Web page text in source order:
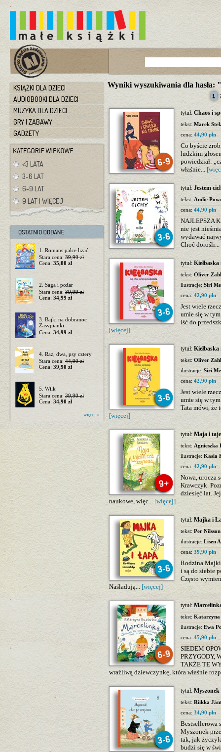
KSIĄŻKI DLA DZIECI
AUDIOBOOKI DLA DZIECI
MUZYKA DLA DZIECI
GRY I ZABAWY
GADŻETY
<3 LATA
3-6 LAT
6-9 LAT
9 LAT I WIĘCEJ
1. Romans palce lizać
Stara cena: 39,90 zł
Cena: 35,00 zł
2. Saga i pożar
Stara cena: 39,99 zł
Cena: 34,99 zł
3. Bajki na dobranoc
Zasypianki
Cena: 34,99 zł
4. Raz, dwa, psy cztery
Stara cena: 44,90 zł
Cena: 39,90 zł
5. Wilk
Stara cena: 39,90 zł
Cena: 34,90 zł
więcej »
Wyniki wyszukiwania dla hasła:
tytuł: Chaos i
tekst:Marek
cena: 44,90 pln
Co byście
ludzkim
powiedział:
właśnie...
tytuł: Jestem
tekst: Andie
cena: 44,90 pln
NAJLEPSZA
nie jest
wydawać
Choć dorośli...
tytuł: Kiełbaska
tekst: Oliver
ilustracje: Siri
cena: 42,90 pln
Jest wiele
umie się w
iść do
[więcej]
tytuł: Kiełbaska
tekst: Oliver
ilustracje: Siri
cena: 42,90 pln
Jest wiele
umie się w
Tata mówi, że
[więcej]
tytuł: Maja i
tekst: Agnieszka
ilustracje: Kasia
cena: 42,90 pln
Nowa, urocza
Krawczyk.
dziesięć lat.
naukowe, więc... [więcej]
tytuł: Majka i
tekst: Per Nilsson
ilustracje: Lisen
cena: 39,90 pln
Rodzina Majki
i są do siebie
Często
Naśladują... [więcej]
tytuł:
tekst: Katarzyna
ilustracje: Ewa
cena: 45,90 pln
SIEDEM
PRZYGODY,
TAKŻE TE
wrażliwą dziewczynkę, która właśnie
tytuł: Myszonek
tekst: Riikka
cena: 34,90 pln
Bestsellerowa
Myszonek
tak, jak
budzi się w